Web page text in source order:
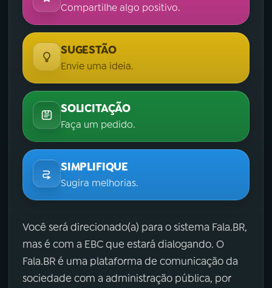
Compartilhe algo positivo.
SUGESTÃO
Envie uma ideia.
SOLICITAÇÃO
Faça um pedido.
SIMPLIFIQUE
Sugira melhorias.
Você será direcionado(a) para o sistema Fala.BR,
mas é com a EBC que estará dialogando. O
Fala.BR é uma plataforma de comunicação da
sociedade com a administração pública, por